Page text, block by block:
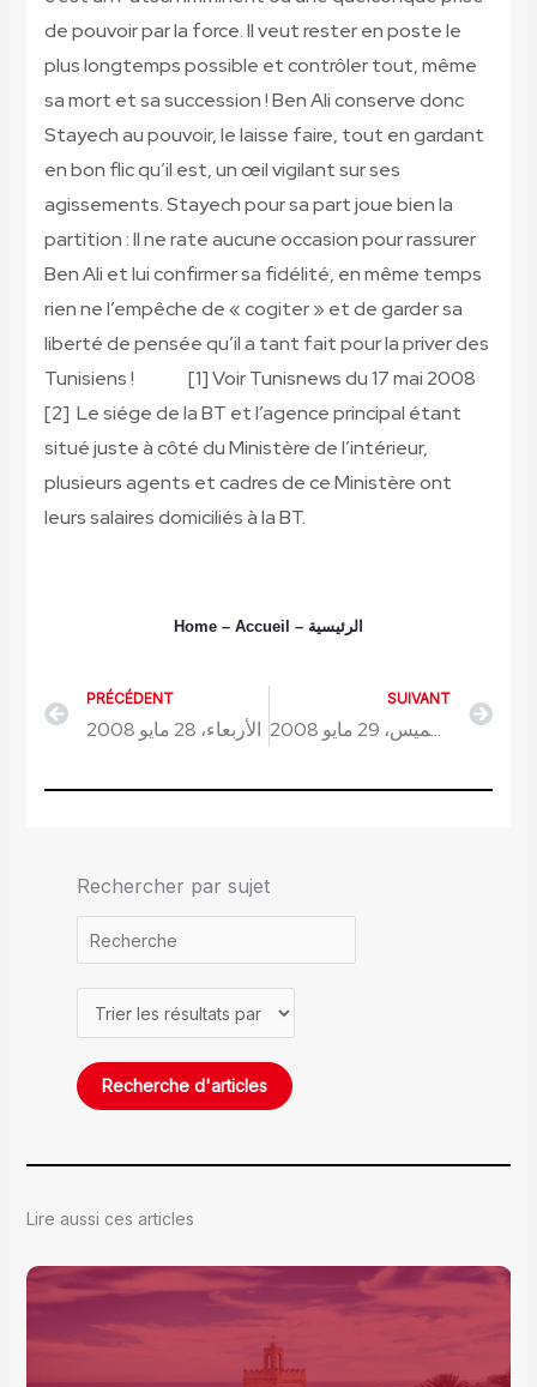
de pouvoir par la force. Il veut rester en poste le
plus longtemps possible et contrôler tout, même
sa mort et sa succession ! Ben Ali conserve donc
Stayech au pouvoir, le laisse faire, tout en gardant
en bon flic qu’il est, un œil vigilant sur ses
agissements. Stayech pour sa part joue bien la
partition : Il ne rate aucune occasion pour rassurer
Ben Ali et lui confirmer sa fidélité, en même temps
rien ne l’empêche de « cogiter » et de garder sa
liberté de pensée qu’il a tant fait pour la priver des
Tunisiens ! [1] Voir Tunisnews du 17 mai 2008
[2] Le siége de la BT et l’agence principal étant
situé juste à côté du Ministère de l’intérieur,
plusieurs agents et cadres de ce Ministère ont
leurs salaires domiciliés à la BT.
Home – Accueil – الرئيسية
Précédent
PRÉCÉDENT
الأربعاء، 28 مايو 2008
SUIVANT
الخميس، 29 مايو 2008
Rechercher par sujet
Lire aussi ces articles